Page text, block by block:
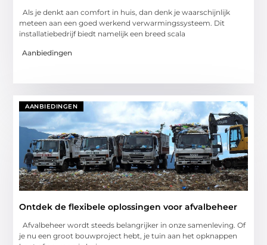
Als je denkt aan comfort in huis, dan denk je waarschijnlijk
meteen aan een goed werkend verwarmingssysteem. Dit
installatiebedrijf biedt namelijk een breed scala
Aanbiedingen
AANBIEDINGEN
Ontdek de flexibele oplossingen voor afvalbeheer
Afvalbeheer wordt steeds belangrijker in onze samenleving. Of
je nu een groot bouwproject hebt, je tuin aan het opknappen